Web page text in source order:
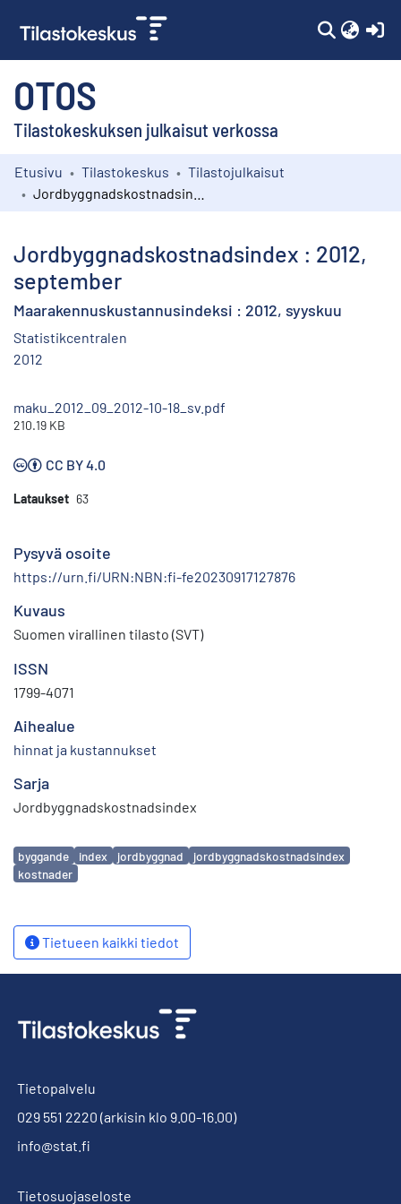
OTOS
Tilastokeskuksen julkaisut verkossa
Kokoelmat
Etusivu Tilastokeskus
Tilastojulkaisut
Jordbyggnadskostnadsindex : 2012,
september
Maarakennuskustannusindeksi : 2012, syyskuu
Statistikcentralen
2012
maku_2012_09_2012-10-18_sv.pdf
210.19 KB
CC BY 4.0
Lataukset 63
Pysyvä osoite
https://urn.fi/URN:NBN:fi-fe20230917127876
Kuvaus
Suomen virallinen tilasto (SVT)
ISSN
1799-4071
Aihealue
hinnat ja kustannukset
Sarja
Jordbyggnadskostnadsindex
Avainsanat
byggande index jordbyggnad
jordbyggnadskostnadsindex
kostnader
Tietueen kaikki tiedot
Tietopalvelu
029 551 2220 (arkisin klo 9.00-16.00)
info@stat.fi
Tietosuojaseloste